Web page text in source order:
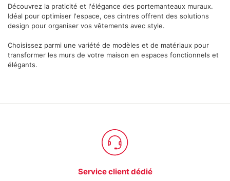
Utilizziamo i cookie per personalizzare contenuti ed
analizzare il nostro traffico. Condividiamo inoltre
informazioni sul modo in cui utilizza il nostro sito con i
nostri partner che si occupano di analisi dei dati web,
Découvrez la praticité et l'élégance des portemanteaux muraux.
Idéal pour optimiser l'espace, ces cintres offrent des solutions
design pour organiser vos vêtements avec style.
Choisissez parmi une variété de modèles et de matériaux pour
transformer les murs de votre maison en espaces fonctionnels et
élégants.
Service client dédié